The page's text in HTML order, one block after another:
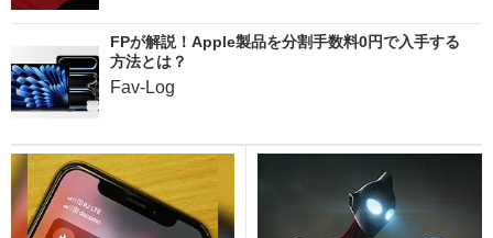
FPが解説！Apple製品を分割手数料0円で入手する
方法とは？
Fav-Log